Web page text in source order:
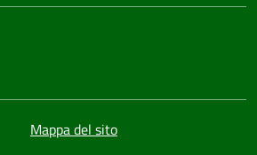
Mappa del sito